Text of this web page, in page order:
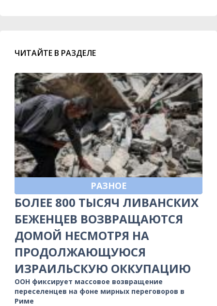
ЧИТАЙТЕ В РАЗДЕЛЕ
РАЗНОЕ
БОЛЕЕ 800 ТЫСЯЧ ЛИВАНСКИХ
БЕЖЕНЦЕВ ВОЗВРАЩАЮТСЯ
ДОМОЙ НЕСМОТРЯ НА
ПРОДОЛЖАЮЩУЮСЯ
ИЗРАИЛЬСКУЮ ОККУПАЦИЮ
ООН фиксирует массовое возвращение
переселенцев на фоне мирных переговоров в
Риме